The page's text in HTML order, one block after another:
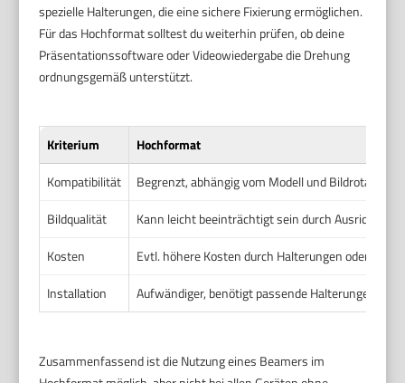
spezielle Halterungen, die eine sichere Fixierung ermöglichen.
Für das Hochformat solltest du weiterhin prüfen, ob deine
Präsentationssoftware oder Videowiedergabe die Drehung
ordnungsgemäß unterstützt.
Kriterium
Hochformat
Kompatibilität
Begrenzt, abhängig vom Modell und Bildrotation
Bildqualität
Kann leicht beeinträchtigt sein durch Ausrichtung
Kosten
Evtl. höhere Kosten durch Halterungen oder
Installation
Aufwändiger, benötigt passende Halterungen
Zusammenfassend ist die Nutzung eines Beamers im